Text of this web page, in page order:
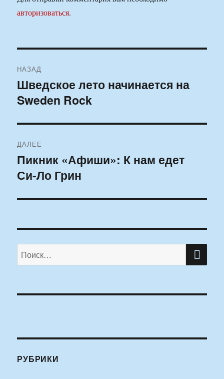
авторизоваться.
по
записям
НАЗАД
Предыдущая
запись:
Шведское лето начинается на
Sweden Rock
ДАЛЕЕ
Следующая
запись:
Пикник «Афиши»: К нам едет
Си-Ло Грин
Искать:
РУБРИКИ